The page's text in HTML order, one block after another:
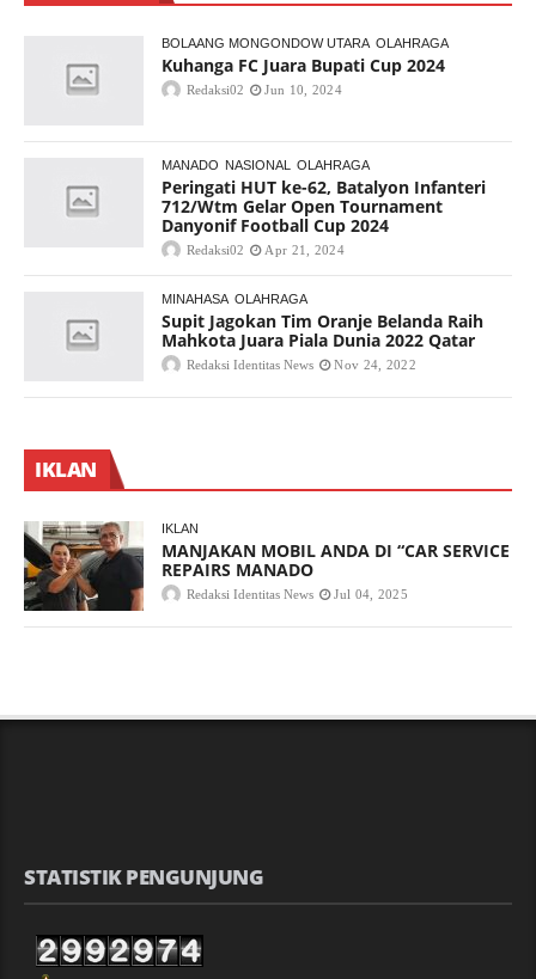
BOLAANG MONGONDOW UTARA OLAHRAGA
Kuhanga FC Juara Bupati Cup 2024
Redaksi02 Jun 10, 2024
MANADO NASIONAL OLAHRAGA
Peringati HUT ke-62, Batalyon Infanteri
712/Wtm Gelar Open Tournament
Danyonif Football Cup 2024
Redaksi02 Apr 21, 2024
MINAHASA OLAHRAGA
Supit Jagokan Tim Oranje Belanda Raih
Mahkota Juara Piala Dunia 2022 Qatar
Redaksi Identitas News Nov 24, 2022
IKLAN
IKLAN
MANJAKAN MOBIL ANDA DI “CAR SERVICE
REPAIRS MANADO
Redaksi Identitas News Jul 04, 2025
STATISTIK PENGUNJUNG